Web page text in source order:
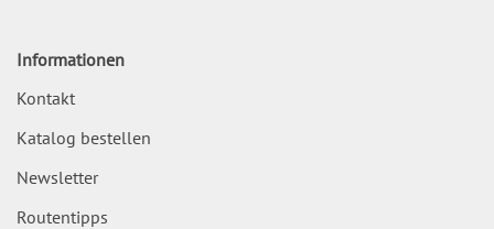
Informationen
Kontakt
Katalog bestellen
Newsletter
Routentipps